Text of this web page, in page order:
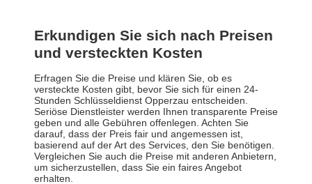
Erkundigen Sie sich nach Preisen
und versteckten Kosten
Erfragen Sie die Preise und klären Sie, ob es
versteckte Kosten gibt, bevor Sie sich für einen 24-
Stunden Schlüsseldienst Opperzau entscheiden.
Seriöse Dienstleister werden Ihnen transparente Preise
geben und alle Gebühren offenlegen. Achten Sie
darauf, dass der Preis fair und angemessen ist,
basierend auf der Art des Services, den Sie benötigen.
Vergleichen Sie auch die Preise mit anderen Anbietern,
um sicherzustellen, dass Sie ein faires Angebot
erhalten.